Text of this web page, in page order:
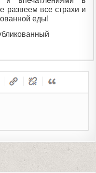
развеем все страхи и
еды!